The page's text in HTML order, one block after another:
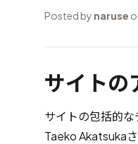
Posted by naruse
サイトの
サイトの包括的
Taeko Akatsuka